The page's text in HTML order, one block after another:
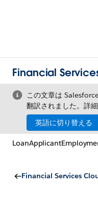
Financial
この文章は
翻訳されました。詳
英語に切り替える